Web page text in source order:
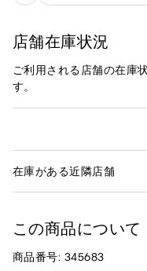
店舗在庫状況
ご利用される店舗の在庫
す。
在庫がある近隣店舗
この商品について
商品番号: 345683